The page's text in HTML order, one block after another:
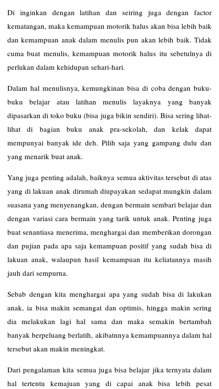
Di inginkan dengan latihan dan seiring juga dengan factor
kematangan, maka kemampuan motorik halus akan bisa lebih baik
dan kemampuan anak dalam menulis pun akan lebih baik. Tidak
cuma buat menulis, kemampuan motorik halus itu sebetulnya di
perlukan dalam kehidupan sehari-hari.
Dalam hal menulisnya, kemungkinan bisa di coba dengan buku-
buku belajar atau latihan menulis layaknya yang banyak
dipasarkan di toko buku (bisa juga bikin sendiri). Bisa sering lihat-
lihat di bagian buku anak pra-sekolah, dan kelak dapat
mempunyai banyak ide deh. Pilih saja yang gampang dulu dan
yang menarik buat anak.
Yang juga penting adalah, baiknya semua aktivitas tersebut di atas
yang di lakuan anak dirumah diupayakan sedapat mungkin dalam
suasana yang menyenangkan, dengan bermain sembari belajar dan
dengan variasi cara bermain yang tarik untuk anak. Penting juga
buat senantiasa menerima, menghargai dan memberikan dorongan
dan pujian pada apa saja kemampuan positif yang sudah bisa di
lakuan anak, walaupun hasil kemampuan itu keliatannya masih
jauh dari sempurna.
Sebab dengan kita menghargai apa yang sudah bisa di lakukan
anak, ia bisa makin semangat dan optimis, hingga makin sering
dia melakukan lagi hal sama dan maka semakin bertambah
banyak berpeluang berlatih, akibatnnya kemampuannya dalam hal
tersebut akan makin meningkat.
Dari pengalaman kita semua juga bisa belajar jika ternyata dalam
hal tertentu kemajuan yang di capai anak bisa lebih pesat